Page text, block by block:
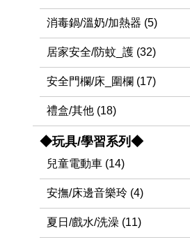
消毒鍋/溫奶/加熱器 (5)
居家安全/防蚊_護 (32)
安全門欄/床_圍欄 (17)
禮盒/其他 (18)
◆玩具/學習系列◆
兒童電動車 (14)
安撫/床邊音樂玲 (4)
夏日/戲水/洗澡 (11)